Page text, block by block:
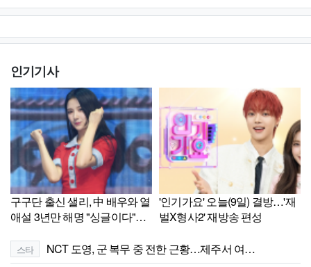
인기기사
구구단 출신 샐리, 中 배우와 열
애설 3년만 해명 "싱글이다"
'인기가요' 오늘(9일) 결방…'재
벌X형사2' 재방송 편성
스타 NCT 도영, 군 복무 중 전한 근황…제주서 여…